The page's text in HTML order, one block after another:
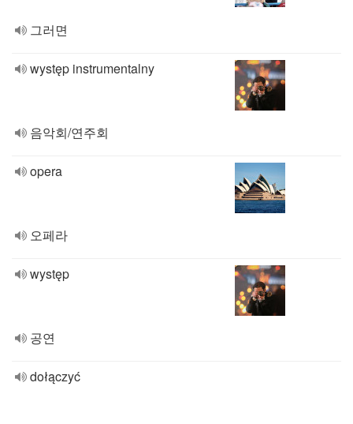
그러면
występ instrumentalny
음악회/연주회
opera
오페라
występ
공연
dołączyć